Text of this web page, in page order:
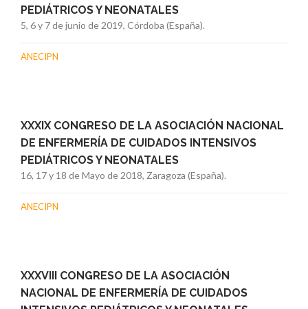
PEDIÁTRICOS Y NEONATALES
5, 6 y 7 de junio de 2019, Córdoba (España).
ANECIPN
XXXIX CONGRESO DE LA ASOCIACIÓN NACIONAL
DE ENFERMERÍA DE CUIDADOS INTENSIVOS
PEDIÁTRICOS Y NEONATALES
16, 17 y 18 de Mayo de 2018, Zaragoza (España).
ANECIPN
XXXVIII CONGRESO DE LA ASOCIACIÓN
NACIONAL DE ENFERMERÍA DE CUIDADOS